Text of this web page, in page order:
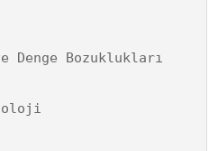
Bozuklukları